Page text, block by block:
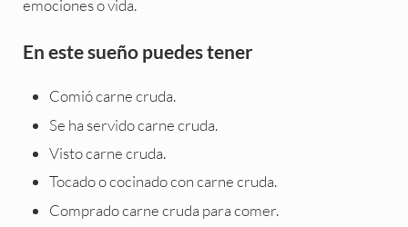
emociones o vida.
En este sueño puedes tener
Comió carne cruda.
Se ha servido carne cruda.
Visto carne cruda.
Tocado o cocinado con carne cruda.
Comprado carne cruda para comer.